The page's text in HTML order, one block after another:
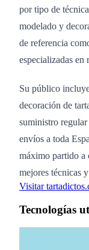
por tipo de
modelado y
de referencia
especializadas en
Su público
decoración de
suministro
envíos a toda
máximo partido a
mejores técnicas
Visitar
Tecnologías